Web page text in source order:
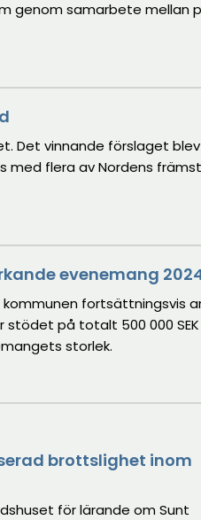
genom samarbete mellan
Det vinnande förslaget blev
med flera av Nordens
evenemang
fortsättningsvis
stödet på totalt 500 000
storlek.
brottslighet inom
för lärande om Sunt